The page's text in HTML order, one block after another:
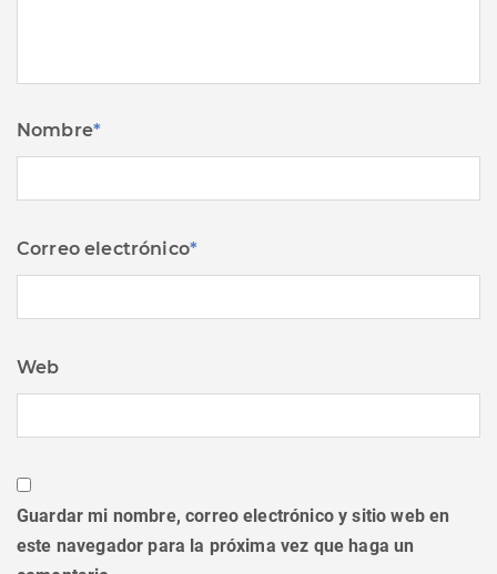
Nombre*
Correo electrónico*
Web
Guardar mi nombre, correo electrónico y sitio web en
este navegador para la próxima vez que haga un